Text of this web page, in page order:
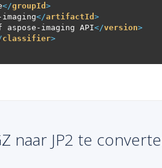
</groupId >
imaging</artifactId >
imaging API</version>
classifier>
naar JP2 te